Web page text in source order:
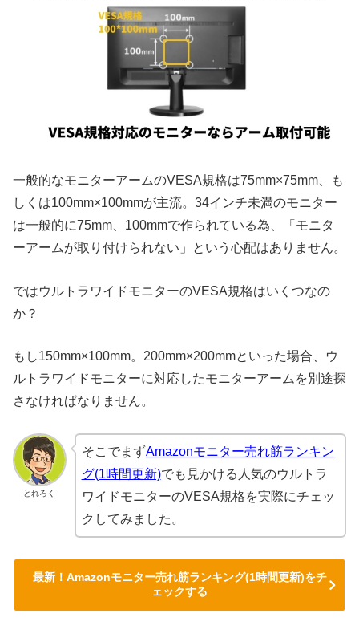
一般的なモニターアームのVESA規格は75mm×75mm、も
しくは100mm×100mmが主流。34インチ未満のモニター
は一般的に75mm、100mmで作られている為、「モニタ
ーアームが取り付けられない」という心配はありません。
ではウルトラワイドモニターのVESA規格はいくつなの
か？
もし150mm×100mm。200mm×200mmといった場合、ウ
ルトラワイドモニターに対応したモニターアームを別途探
さなければなりません。
とれろく
そこでまずAmazonモニター売れ筋ランキン
グ(1時間更新)でも見かける人気のウルトラ
ワイドモニターのVESA規格を実際にチェッ
クしてみました。
最新！Amazonモニター売れ筋ランキング(1時間更新)をチ
ェックする